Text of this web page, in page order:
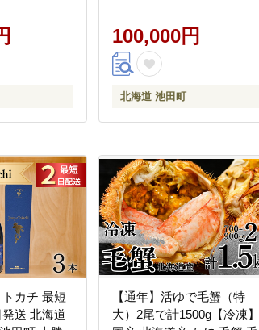
100,000円
北海道 池田町
カチ 最短
送 北海道
【通年】活ゆで毛蟹（特
大）2尾で計1500g【冷凍】